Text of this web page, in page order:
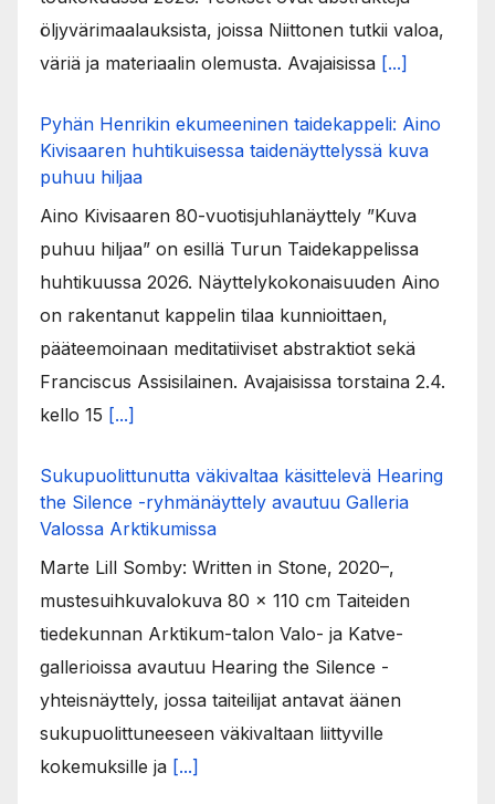
öljyvärimaalauksista, joissa Niittonen tutkii valoa,
väriä ja materiaalin olemusta. Avajaisissa [...]
Pyhän Henrikin ekumeeninen taidekappeli: Aino
Kivisaaren huhtikuisessa taidenäyttelyssä kuva
puhuu hiljaa
Aino Kivisaaren 80-vuotisjuhlanäyttely ”Kuva
puhuu hiljaa” on esillä Turun Taidekappelissa
huhtikuussa 2026. Näyttelykokonaisuuden Aino
on rakentanut kappelin tilaa kunnioittaen,
pääteemoinaan meditatiiviset abstraktiot sekä
Franciscus Assisilainen. Avajaisissa torstaina 2.4.
kello 15 [...]
Sukupuolittunutta väkivaltaa käsittelevä Hearing
the Silence -ryhmänäyttely avautuu Galleria
Valossa Arktikumissa
Marte Lill Somby: Written in Stone, 2020–,
mustesuihkuvalokuva 80 x 110 cm Taiteiden
tiedekunnan Arktikum-talon Valo- ja Katve-
gallerioissa avautuu Hearing the Silence -
yhteisnäyttely, jossa taiteilijat antavat äänen
sukupuolittuneeseen väkivaltaan liittyville
kokemuksille ja [...]